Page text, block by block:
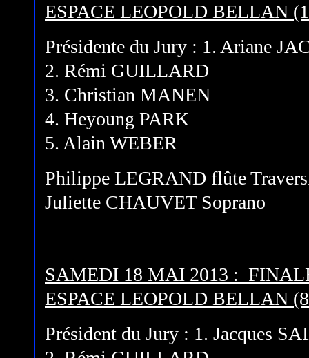
ESPACE LEOPOLD BELLAN
Présidente du Jury : 1. Ariane
2. Rémi GUILLARD
3. Christian MANEN
4. Heyoung PARK
5. Alain WEBER
Philippe LEGRAND flûte
Juliette CHAUVET Soprano
SAMEDI 18 MAI 2013 :
ESPACE LEOPOLD BELLAN
Président du Jury : 1. Jacques